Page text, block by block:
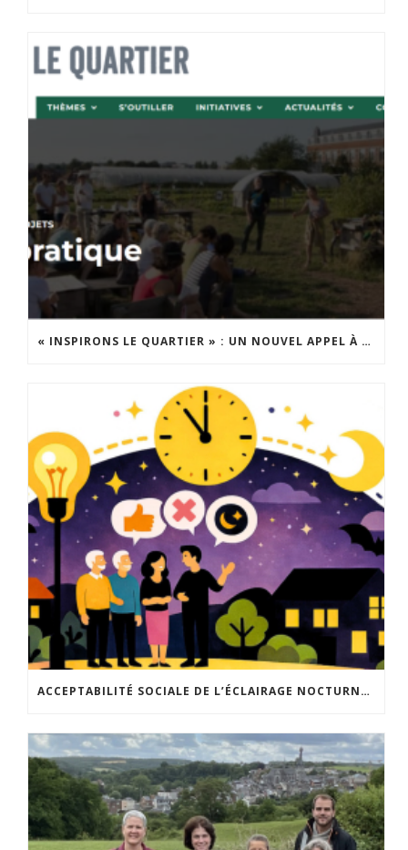
« INSPIRONS LE QUARTIER » : UN NOUVEL APPEL À PROJETS EST LANCÉ !
ACCEPTABILITÉ SOCIALE DE L’ÉCLAIRAGE NOCTURNE : LE REPLAY EST DISPONIBLE